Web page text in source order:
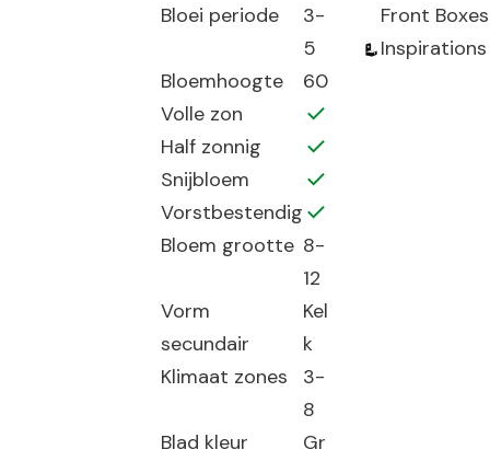
Bloei periode
3-
5
Bloemhoogte
60
Volle zon
Half zonnig
Snijbloem
Vorstbestendig
Bloem grootte 8-
12
Vorm
secundair
Kel
k
Klimaat zones
3-
8
Blad kleur
Gr
Front Boxes
Inspirations